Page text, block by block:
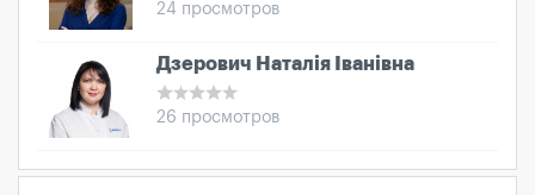
24 просмотров
Дзерович Наталія Іванівна
26 просмотров